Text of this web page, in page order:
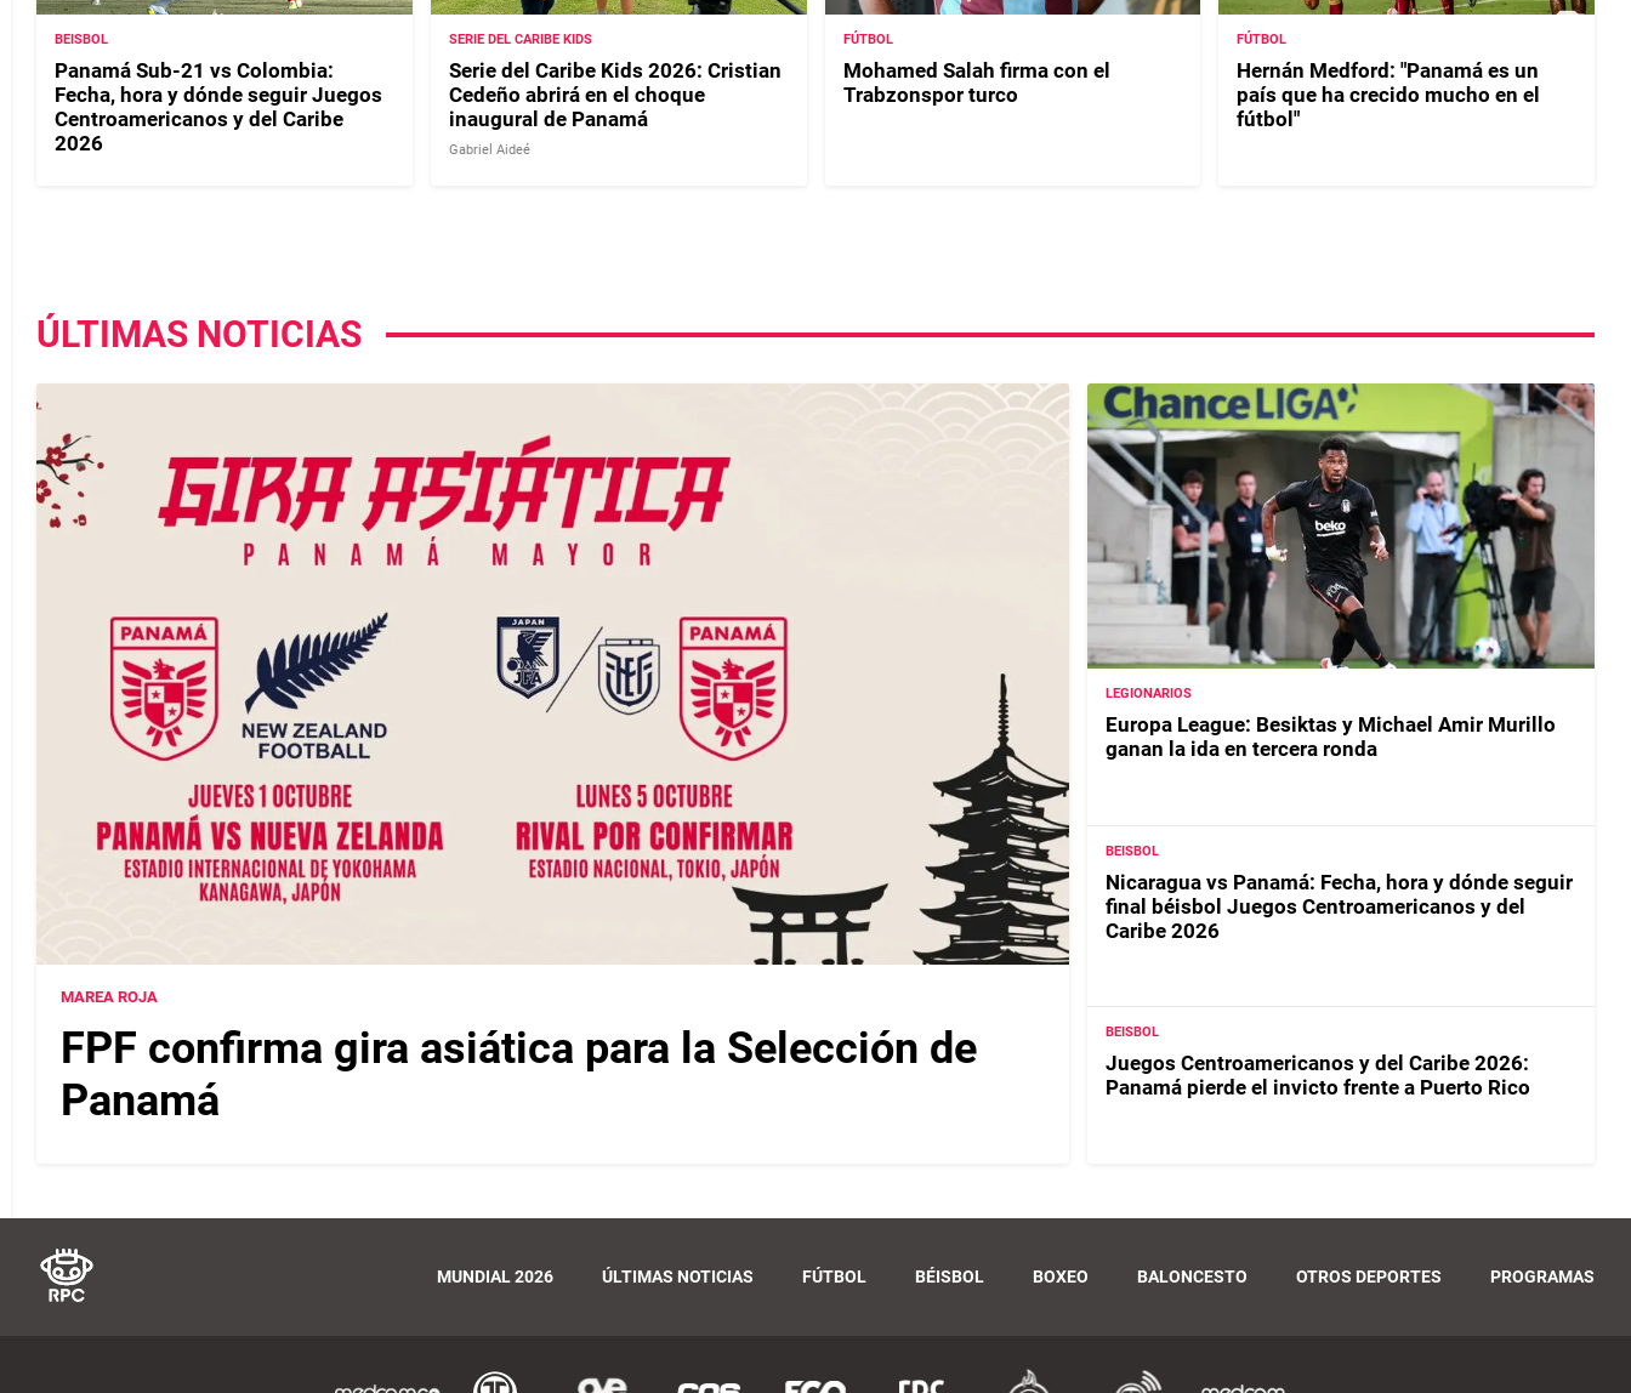
BEISBOL
Panamá Sub-21 vs Colombia:
Fecha, hora y dónde seguir Juegos
Centroamericanos y del Caribe
2026
SERIE DEL CARIBE KIDS
Serie del Caribe Kids 2026: Cristian
Cedeño abrirá en el choque
inaugural de Panamá
Gabriel Aideé
FÚTBOL
Mohamed Salah firma con el
Trabzonspor turco
FÚTBOL
Hernán Medford: "Panamá es un
país que ha crecido mucho en el
fútbol"
ÚLTIMAS NOTICIAS
MAREA ROJA
FPF confirma gira asiática para la Selección de
Panamá
LEGIONARIOS
Europa League: Besiktas y Michael Amir Murillo
ganan la ida en tercera ronda
BEISBOL
Nicaragua vs Panamá: Fecha, hora y dónde seguir
final béisbol Juegos Centroamericanos y del
Caribe 2026
BEISBOL
Juegos Centroamericanos y del Caribe 2026:
Panamá pierde el invicto frente a Puerto Rico
MUNDIAL 2026 ÚLTIMAS NOTICIAS FÚTBOL BÉISBOL BOXEO BALONCESTO OTROS DEPORTES PROGRAMAS